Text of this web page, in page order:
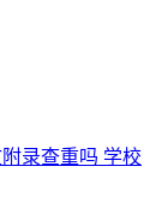
录查重吗 学校